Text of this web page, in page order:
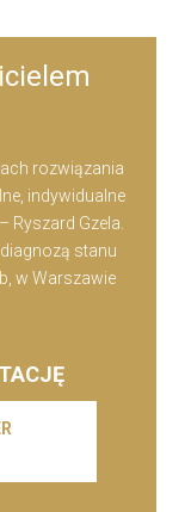
rozwiązania
indywidualne
Ryszard Gzela.
stanu
w Warszawie